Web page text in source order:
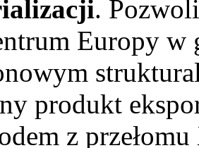
.
Europy w
produkt
z